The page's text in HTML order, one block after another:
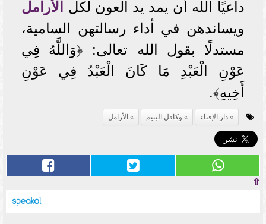
داعيًا الله أن يمد يد العون لكل
الأرامل
ويساندهن في أداء رسالتهن السامية،
مستدلًا بقول الله تعالى: ﴿وَاللَّهُ فِي
عَوْنِ الْعَبْدِ مَا كَانَ الْعَبْدُ فِي عَوْنِ
أَخِيهِ﴾.
دار الإفتاء وكافل اليتيم الأرامل
⇧